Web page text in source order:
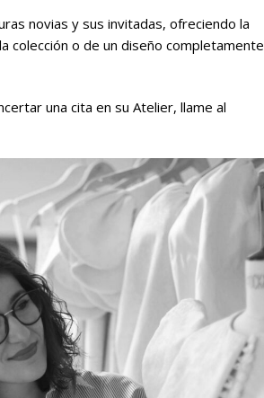
novias y sus invitadas, ofreciendo la
colección o de un diseño completamente
una cita en su Atelier, llame al